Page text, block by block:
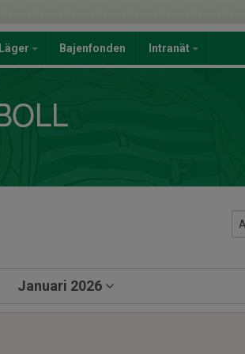
Läger Bajenfonden Intranät
Januari 2026